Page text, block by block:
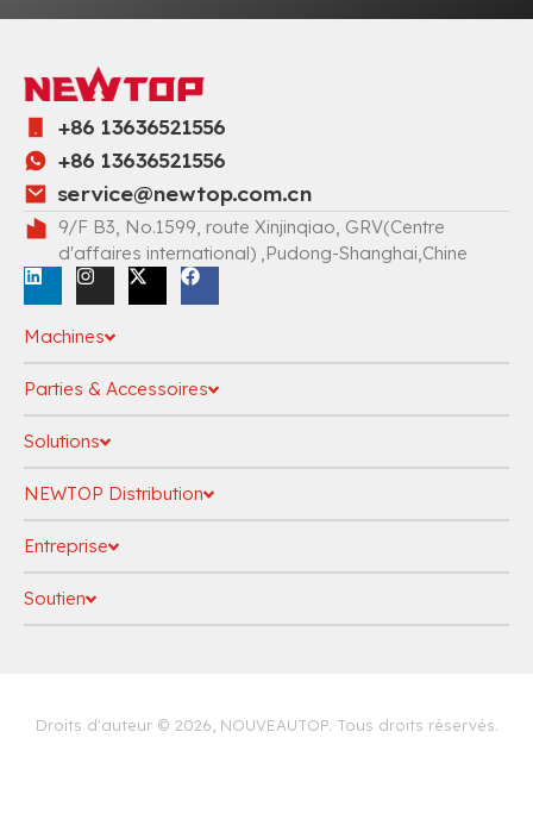
+86 13636521556
+86 13636521556
service@newtop.com.cn
9/F B3, No.1599, route Xinjinqiao, GRV(Centre
d'affaires international) ,Pudong-Shanghai,Chine
Machines
Parties & Accessoires
Solutions
NEWTOP Distribution
Entreprise
Soutien
Droits d'auteur © 2026, NOUVEAUTOP. Tous droits réservés.